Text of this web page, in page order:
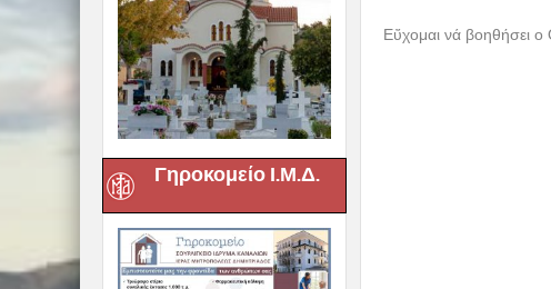
Γηροκομείο Ι.Μ.Δ.
Εὔχομαι νά βοηθήσει ο